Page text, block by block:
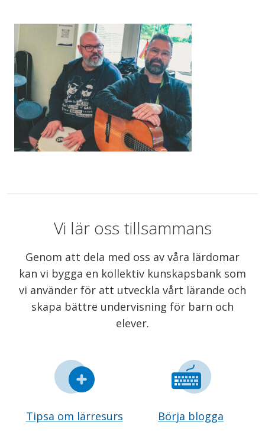
Vi lär oss tillsammans
Genom att dela med oss av våra lärdomar
kan vi bygga en kollektiv kunskapsbank som
vi använder för att utveckla vårt lärande och
skapa bättre undervisning för barn och
elever.
Tipsa om lärresurs Börja blogga